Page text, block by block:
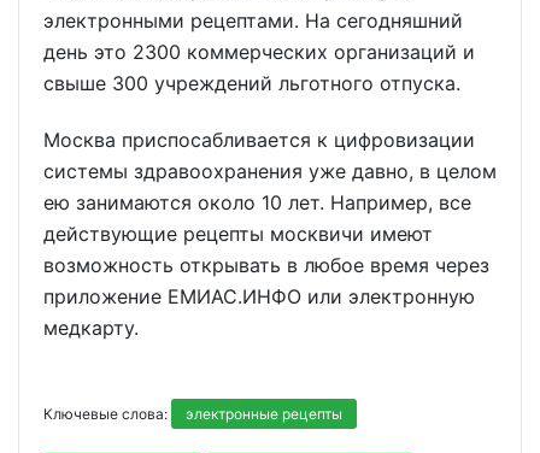
электронными рецептами. На сегодняшний
день это 2300 коммерческих организаций и
свыше 300 учреждений льготного отпуска.
Москва приспосабливается к цифровизации
системы здравоохранения уже давно, в целом
ею занимаются около 10 лет. Например, все
действующие рецепты москвичи имеют
возможность открывать в любое время через
приложение ЕМИАС.ИНФО или электронную
медкарту.
Ключевые слова: электронные рецепты